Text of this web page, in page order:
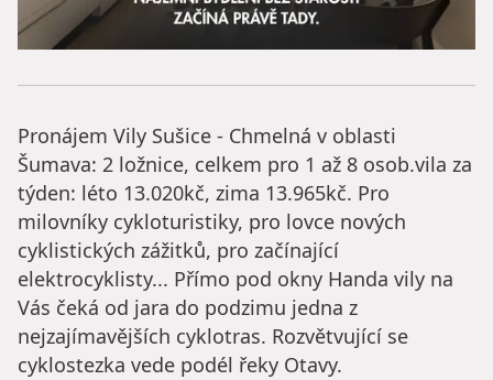
Pronájem Vily Sušice - Chmelná v oblasti
Šumava: 2 ložnice, celkem pro 1 až 8 osob.vila za
týden: léto 13.020kč, zima 13.965kč. Pro
milovníky cykloturistiky, pro lovce nových
cyklistických zážitků, pro začínající
elektrocyklisty... Přímo pod okny Handa vily na
Vás čeká od jara do podzimu jedna z
nejzajímavějších cyklotras. Rozvětvující se
cyklostezka vede podél řeky Otavy.